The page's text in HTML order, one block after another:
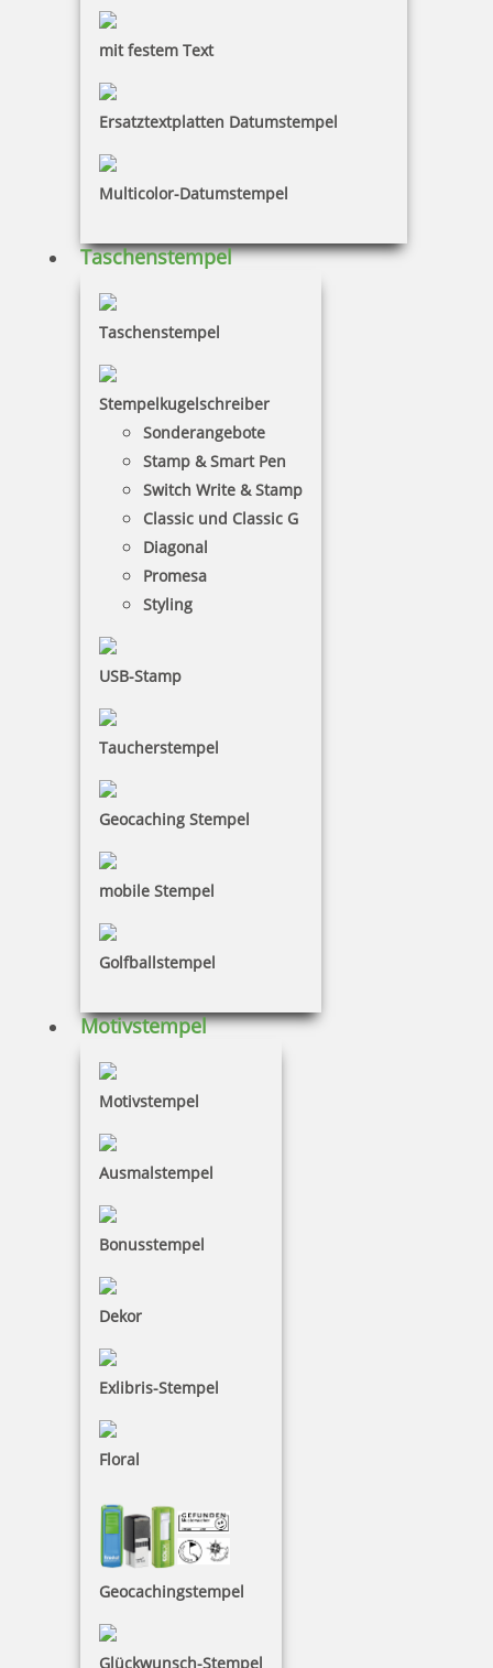
mit festem Text
Ersatztextplatten Datumstempel
Multicolor-Datumstempel
Taschenstempel
Taschenstempel
Stempelkugelschreiber
Sonderangebote
Stamp & Smart Pen
Switch Write & Stamp
Classic und Classic G
Diagonal
Promesa
Styling
USB-Stamp
Taucherstempel
Geocaching Stempel
mobile Stempel
Golfballstempel
Motivstempel
Motivstempel
Ausmalstempel
Bonusstempel
Dekor
Exlibris-Stempel
Floral
Geocachingstempel
Glückwunsch-Stempel
48,85 €
Colop Datumsstempel 09000 Schrifthöhe 9 mm
15,90 €
Colop Datumsstempel 07000 Schrifthöhe 7 mm
Colop Datumsstempel 05000 Schrifthöhe 5 mm
6,10 €
Colop Wortbandstempel 04000/WD 4mm Datum
12,65 €